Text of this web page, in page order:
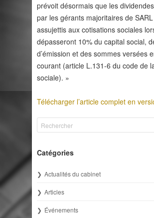
prévoit désormais que les
par les gérants majoritaires de
assujettis aux cotisations sociales
dépasseront 10% du capital social,
d’émission et des sommes versées
courant (article L.131-6 du code de
sociale). »
Télécharger l’article complet en
Catégories
Actualités du cabinet
Articles
Événements